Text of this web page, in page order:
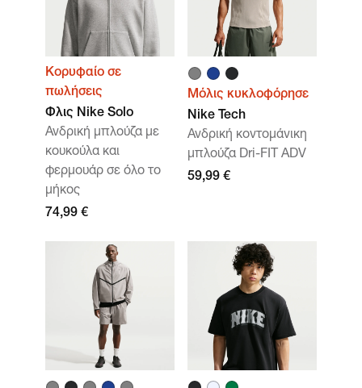
Κορυφαίο σε
πωλήσεις
Φλις Nike Solo
Ανδρική μπλούζα με
κουκούλα και
φερμουάρ σε όλο το
μήκος
74,99 €
Μόλις κυκλοφόρησε
Nike Tech
Ανδρική κοντομάνικη
μπλούζα Dri-FIT ADV
59,99 €